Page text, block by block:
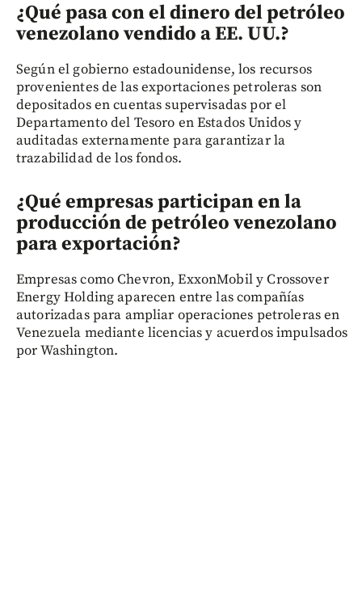
¿Qué pasa con el dinero del petróleo
venezolano vendido a EE. UU.?
Según el gobierno estadounidense, los recursos
provenientes de las exportaciones petroleras son
depositados en cuentas supervisadas por el
Departamento del Tesoro en Estados Unidos y
auditadas externamente para garantizar la
trazabilidad de los fondos.
¿Qué empresas participan en la
producción de petróleo venezolano
para exportación?
Empresas como Chevron, ExxonMobil y Crossover
Energy Holding aparecen entre las compañías
autorizadas para ampliar operaciones petroleras en
Venezuela mediante licencias y acuerdos impulsados
por Washington.